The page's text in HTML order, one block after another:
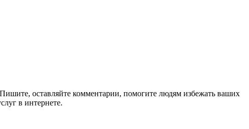
оставляйте комментарии, помогите людям избежать ваших
в интернете.